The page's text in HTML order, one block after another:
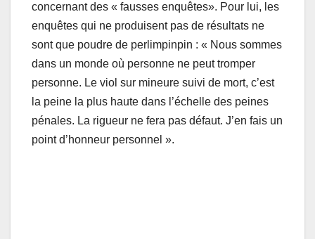
concernant des « fausses enquêtes». Pour lui, les
enquêtes qui ne produisent pas de résultats ne
sont que poudre de perlimpinpin : « Nous sommes
dans un monde où personne ne peut tromper
personne. Le viol sur mineure suivi de mort, c’est
la peine la plus haute dans l’échelle des peines
pénales. La rigueur ne fera pas défaut. J’en fais un
point d’honneur personnel ».